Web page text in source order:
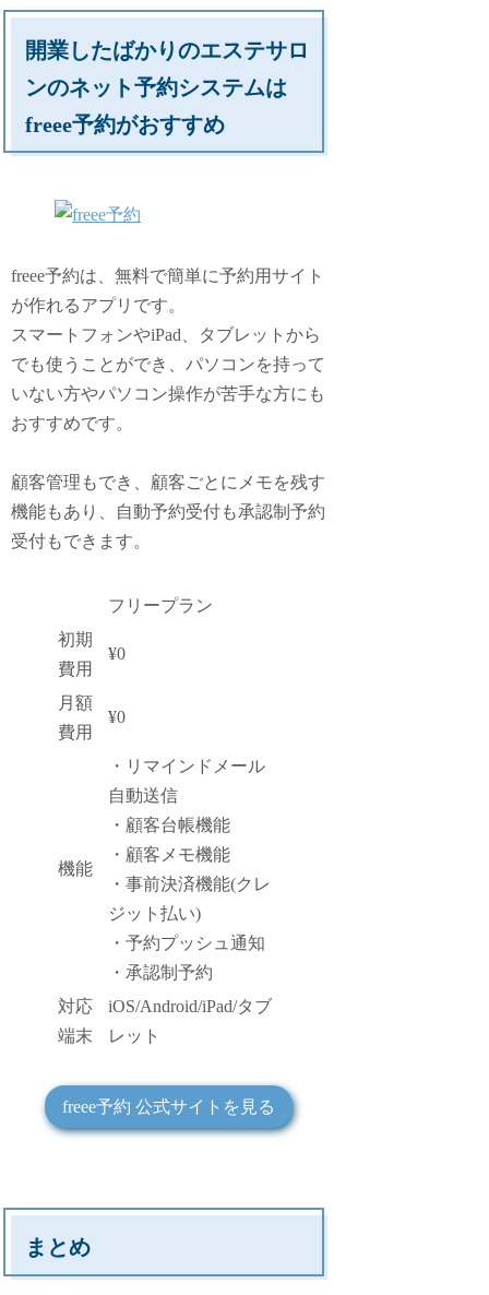
開業したばかりのエステサロ
ンのネット予約システムは
freee予約がおすすめ
freee予約は、無料で簡単に予約用サイト
が作れるアプリです。
スマートフォンやiPad、タブレットから
でも使うことができ、パソコンを持って
いない方やパソコン操作が苦手な方にも
おすすめです。
顧客管理もでき、顧客ごとにメモを残す
機能もあり、自動予約受付も承認制予約
受付もできます。
フリープラン
初期
費用
¥0
月額
費用
¥0
機能
・リマインドメール
自動送信
・顧客台帳機能
・顧客メモ機能
・事前決済機能(クレ
ジット払い)
・予約プッシュ通知
・承認制予約
対応
端末
iOS/Android/iPad/タブ
レット
freee予約 公式サイトを見る
まとめ